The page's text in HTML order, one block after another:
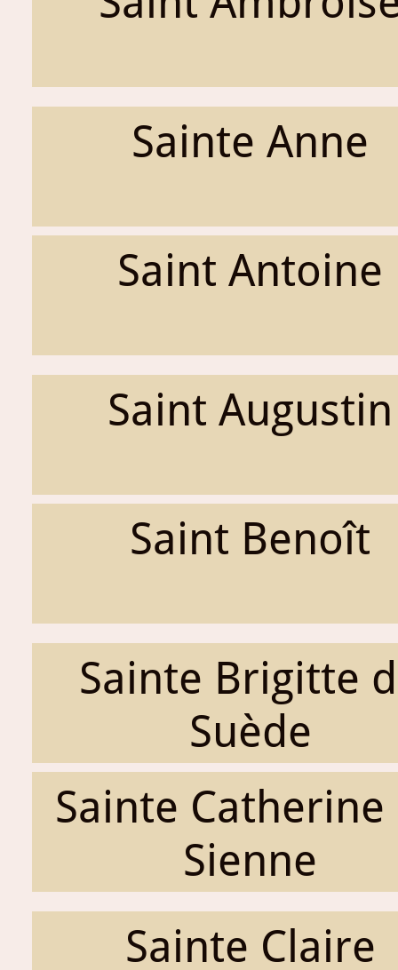
Sainte Anne
Saint Antoine
Saint Augustin
Saint Benoît
Sainte Brigitte
Suède
Sainte Catherine
Sienne
Sainte Claire